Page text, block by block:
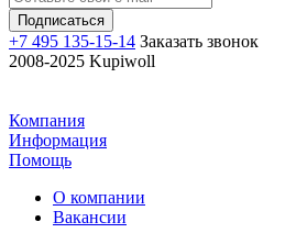
+7 495 135-15-14 Заказать звонок
2008-2025 Kupiwoll
Компания
Информация
Помощь
О компании
Вакансии